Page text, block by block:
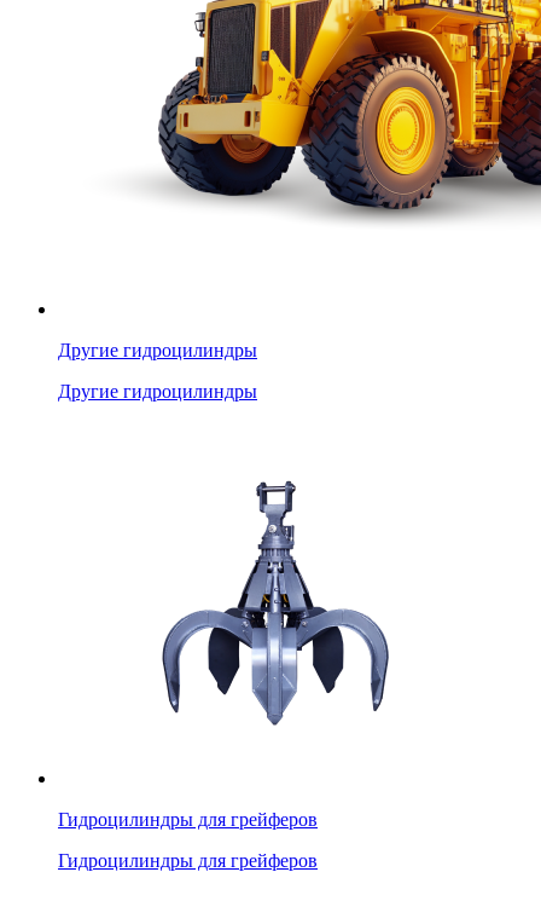
Другие гидроцилиндры
Другие гидроцилиндры
Гидроцилиндры для грейферов
Гидроцилиндры для грейферов